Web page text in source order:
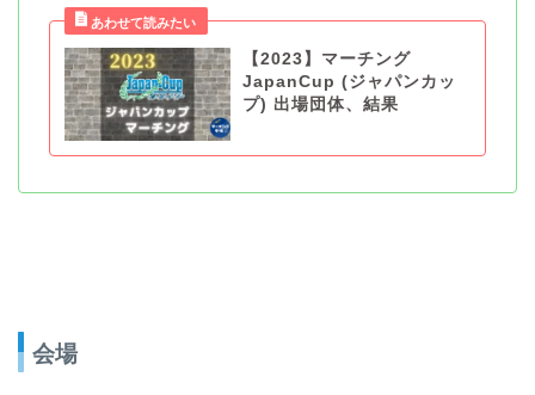
【2023】マーチング
JapanCup (ジャパンカッ
プ) 出場団体、結果
会場